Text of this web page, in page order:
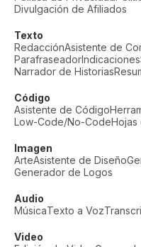
Divulgación de Afiliados
Texto
RedacciónAsistente de
ParafraseadorIndicaciones
Narrador de Historias
Código
Asistente de Código
Low-Code/No-CodeHojas
Imagen
ArteAsistente de Diseño
Generador de Logos
Audio
MúsicaTexto a Voz
Video